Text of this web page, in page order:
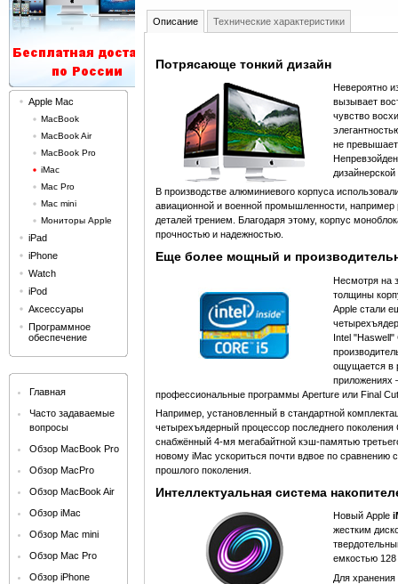
Apple Mac
MacBook
MacBook Air
MacBook Pro
iMac
Mac Pro
Mac mini
Мониторы Apple
iPad
iPhone
Watch
iPod
Аксессуары
Программное
обеспечение
Главная
Часто задаваемые
вопросы
Обзор MacBook Pro
Обзор MacPro
Обзор MacBook Air
Обзор iMac
Обзор Mac mini
Обзор Mac Pro
Обзор iPhone
Описание Технические характеристики
Потрясающе тонкий дизайн
Невероятно
вызывает
чувство
не
В производстве алюминиевого корпуса
авиационной и военной промышленности, например
деталей трением. Благодаря этому, корпус
прочностью и надежностью.
Еще более мощный и
Несмотря на
толщины
Apple стали
Intel "Haswell"
ощущается в
приложениях
профессиональные программы Aperture или Final
Например, установленный в стандартной
четырехъядерный процессор последнего поколения
снабжённый 4-мя мегабайтной кэш-памятью
новому iMac ускориться почти вдвое по сравнению
прошлого поколения.
Интеллектуальная система
Новый Apple
жестким
емкостью
Для